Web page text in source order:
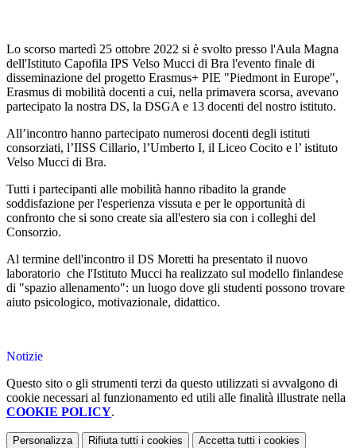
Lo scorso martedì 25 ottobre 2022 si è svolto presso l'Aula Magna
dell'Istituto Capofila IPS Velso Mucci di Bra l'evento finale di
disseminazione del progetto Erasmus+ PIE "Piedmont in Europe",
Erasmus di mobilità docenti a cui, nella primavera scorsa, avevano
partecipato la nostra DS, la DSGA e 13 docenti del nostro istituto.
All’incontro hanno partecipato numerosi docenti degli istituti
consorziati, l’IISS Cillario, l’Umberto I, il Liceo Cocito e l’ istituto
Velso Mucci di Bra.
Tutti i partecipanti alle mobilità hanno ribadito la grande
soddisfazione per l'esperienza vissuta e per le opportunità di
confronto che si sono create sia all'estero sia con i colleghi del
Consorzio.
Al termine dell'incontro il DS Moretti ha presentato il nuovo
laboratorio che l'Istituto Mucci ha realizzato sul modello finlandese
di "spazio allenamento": un luogo dove gli studenti possono trovare
aiuto psicologico, motivazionale, didattico.
Notizie
Questo sito o gli strumenti terzi da questo utilizzati si avvalgono di
cookie necessari al funzionamento ed utili alle finalità illustrate nella
COOKIE POLICY.
Personalizza Rifiuta tutti i cookies Accetta tutti i cookies